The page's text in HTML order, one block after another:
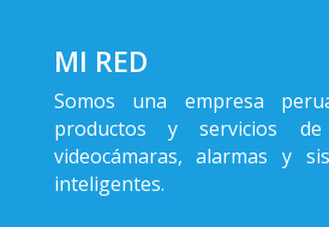
MI RED
Somos una empresa
productos y servicios
videocámaras, alarmas y
inteligentes.